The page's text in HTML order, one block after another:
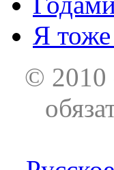
Я
© 2010